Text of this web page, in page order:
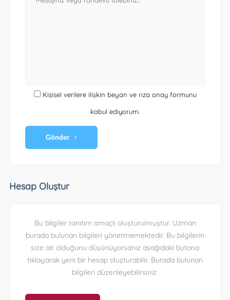
Kişisel verilere ilişkin beyan ve rıza onay formunu
kabul ediyorum.
Gönder
Hesap Oluştur
Bu bilgiler tanıtım amaçlı oluşturulmuştur. Uzman
burada bulunan bilgileri yönetmemektedir. Bu bilgilerin
size ait olduğunu düşünüyorsanız aşağıdaki butona
tıklayarak yeni bir hesap oluşturabilir. Burada bulunan
bilgileri düzenleyebilirsiniz.